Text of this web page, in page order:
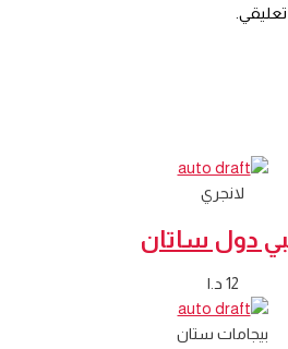
لانجري
دول ساتان
12 د.ا
بيجامات ستان